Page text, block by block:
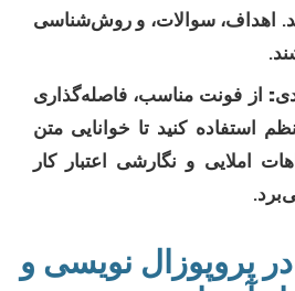
اهداف، سوالات، و روش‌شناسی
از فونت مناسب، فاصله‌گذاری
استفاده کنید تا خوانایی متن
املایی و نگارشی اعتبار کار
در پروپوزال نویسی و